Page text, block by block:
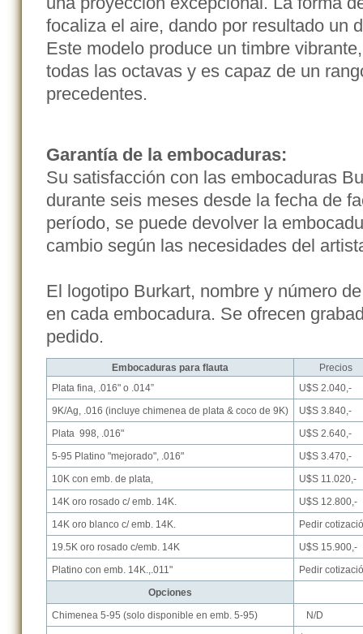
focaliza el aire, dando por resultado un
Este modelo produce un timbre
todas las octavas y es capaz de un
precedentes.
Garantía de la embocaduras:
Su satisfacción con las embocaduras
durante seis meses desde la fecha de
período, se puede devolver la
cambio según las necesidades del
El logotipo Burkart, nombre y número
en cada embocadura. Se ofrecen
pedido.
Embocaduras para flauta
Precios
Plata fina, .016" o .014”
U$S 2.040,-
9K/Ag, .016 (incluye chimenea de plata & coco de 9K) U$S 3.840,-
Plata 998, .016" U$S 2.640,-
5-95 Platino "mejorado", .016" U$S 3.470,-
10K con emb. de plata, U$S 11.020,-
14K oro rosado c/ emb. 14K. U$S 12.800,-
14K oro blanco c/ emb. 14K. Pedir
19.5K oro rosado c/emb. 14K U$S 15.900,-
Platino con emb. 14K.,.011" Pedir
Opciones
Chimenea 5-95 (solo disponible en emb. 5-95) N/D